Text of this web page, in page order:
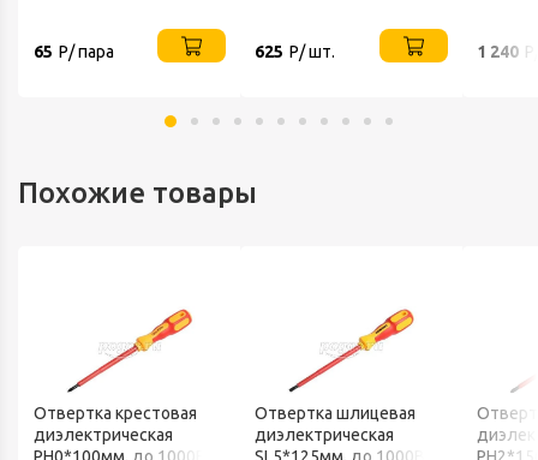
65 Р/ пара 625 Р/ шт. 1 240
Похожие товары
Отвертка крестовая
диэлектрическая
Отвертка шлицевая
диэлектрическая